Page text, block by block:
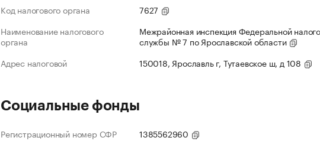
Код налогового органа
7627
Наименование налогового
органа
Межрайонная инспекция Федеральной
службы № 7 по Ярославской области
Адрес налоговой
150018, Ярославль г, Тутаевское ш, д 108
Социальные фонды
Регистрационный номер СФР 1385562960